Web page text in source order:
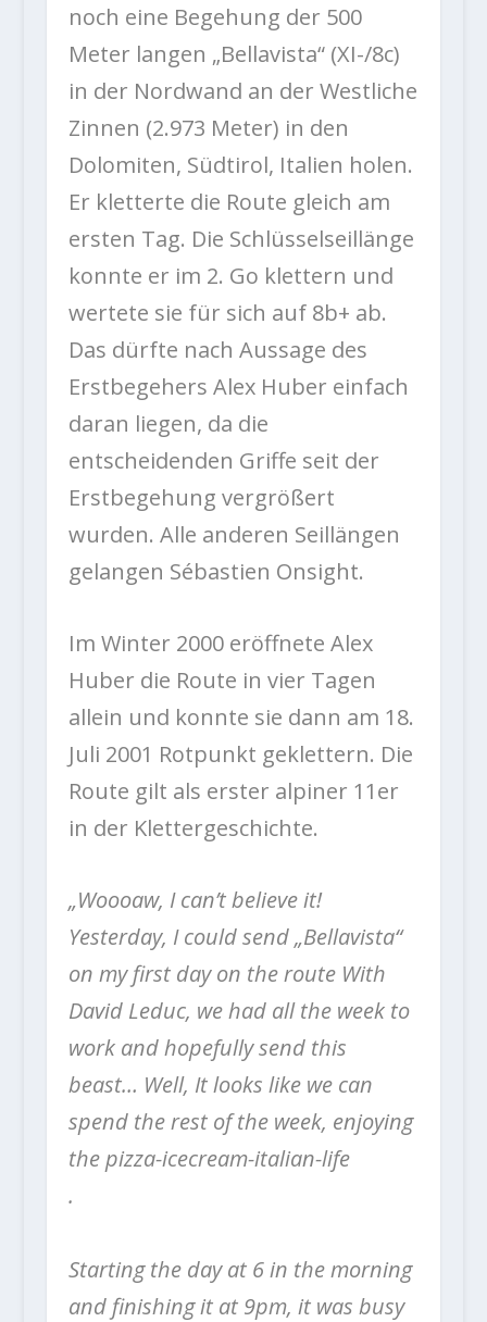
noch eine Begehung der 500
Meter langen „Bellavista“ (XI-/8c)
in der Nordwand an der Westliche
Zinnen (2.973 Meter) in den
Dolomiten, Südtirol, Italien holen.
Er kletterte die Route gleich am
ersten Tag. Die Schlüsselseillänge
konnte er im 2. Go klettern und
wertete sie für sich auf 8b+ ab.
Das dürfte nach Aussage des
Erstbegehers Alex Huber einfach
daran liegen, da die
entscheidenden Griffe seit der
Erstbegehung vergrößert
wurden. Alle anderen Seillängen
gelangen Sébastien Onsight.
Im Winter 2000 eröffnete Alex
Huber die Route in vier Tagen
allein und konnte sie dann am 18.
Juli 2001 Rotpunkt geklettern. Die
Route gilt als erster alpiner 11er
in der Klettergeschichte.
„Woooaw, I can’t believe it!
Yesterday, I could send „Bellavista“
on my first day on the route With
David Leduc, we had all the week to
work and hopefully send this
beast… Well, It looks like we can
spend the rest of the week, enjoying
the pizza-icecream-italian-life
.⠀
Starting the day at 6 in the morning
and finishing it at 9pm, it was busy